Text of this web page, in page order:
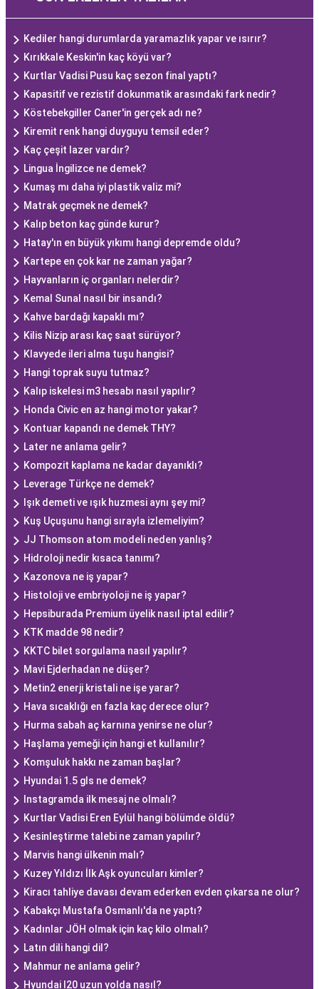
Kediler hangi durumlarda yaramazlık yapar ve ısırır?
Kırıkkale Keskin'in kaç köyü var?
Kurtlar Vadisi Pusu kaç sezon final yaptı?
Kapasitif ve rezistif dokunmatik arasındaki fark nedir?
Köstebekgiller Caner'in gerçek adı ne?
Kiremit renk hangi duyguyu temsil eder?
Kaç çeşit lazer vardır?
Lingua İngilizce ne demek?
Kumaş mı daha iyi plastik valiz mi?
Matrak geçmek ne demek?
Kalıp beton kaç günde kurur?
Hatay'ın en büyük yıkımı hangi depremde oldu?
Kartepe en çok kar ne zaman yağar?
Hayvanların iç organları nelerdir?
Kemal Sunal nasıl bir insandı?
Kahve bardağı kapaklı mı?
Kilis Nizip arası kaç saat sürüyor?
Klavyede ileri alma tuşu hangisi?
Hangi toprak suyu tutmaz?
Kalıp iskelesi m3 hesabı nasıl yapılır?
Honda Civic en az hangi motor yakar?
Kontuar kapandı ne demek THY?
Later ne anlama gelir?
Kompozit kaplama ne kadar dayanıklı?
Leverage Türkçe ne demek?
Işık demeti ve ışık huzmesi aynı şey mi?
Kuş Uçuşunu hangi sırayla izlemeliyim?
JJ Thomson atom modeli neden yanlış?
Hidroloji nedir kısaca tanımı?
Kazonova ne iş yapar?
Histoloji ve embriyoloji ne iş yapar?
Hepsiburada Premium üyelik nasıl iptal edilir?
KTK madde 98 nedir?
KKTC bilet sorgulama nasıl yapılır?
Mavi Ejderhadan ne düşer?
Metin2 enerji kristali ne işe yarar?
Hava sıcaklığı en fazla kaç derece olur?
Hurma sabah aç karnına yenirse ne olur?
Haşlama yemeği için hangi et kullanılır?
Komşuluk hakkı ne zaman başlar?
Hyundai 1.5 gls ne demek?
Instagramda ilk mesaj ne olmalı?
Kurtlar Vadisi Eren Eylül hangi bölümde öldü?
Kesinleştirme talebi ne zaman yapılır?
Marvis hangi ülkenin malı?
Kuzey Yıldızı İlk Aşk oyuncuları kimler?
Kiracı tahliye davası devam ederken evden çıkarsa ne olur?
Kabakçı Mustafa Osmanlı'da ne yaptı?
Kadınlar JÖH olmak için kaç kilo olmalı?
Latın dili hangi dil?
Mahmur ne anlama gelir?
Hyundai I20 uzun yolda nasıl?